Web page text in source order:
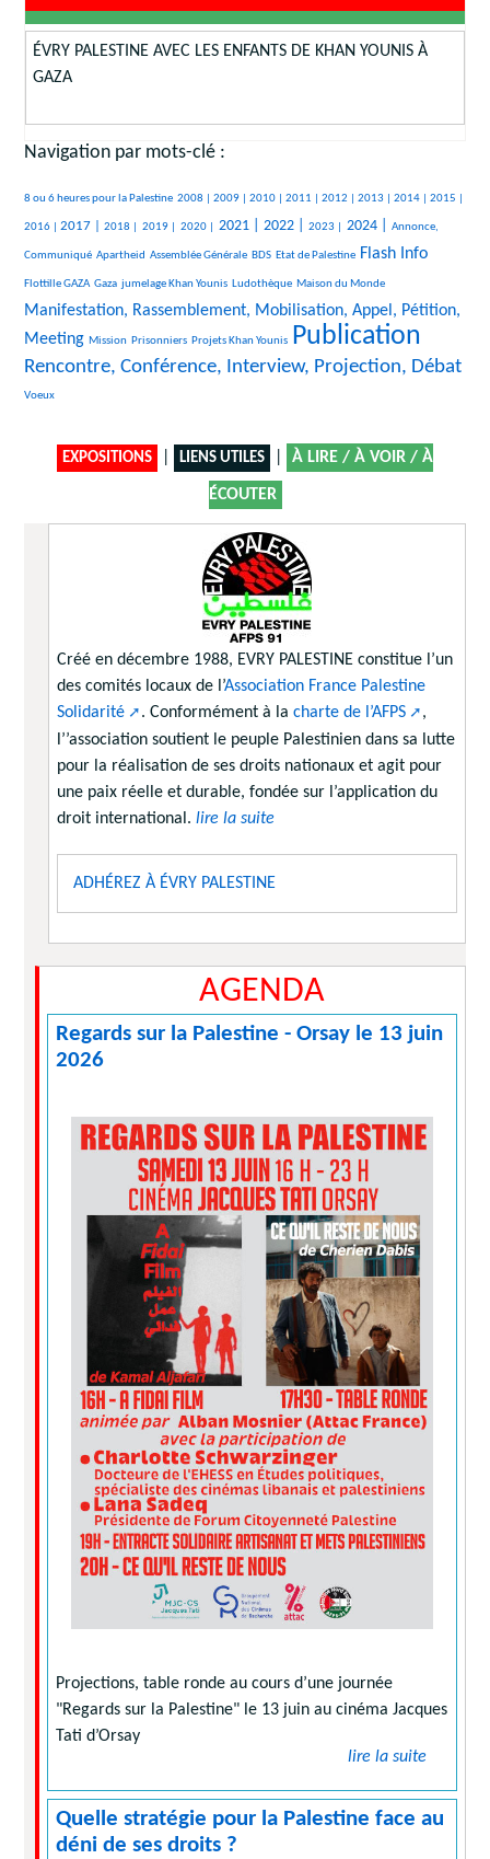
ÉVRY PALESTINE AVEC LES ENFANTS DE KHAN YOUNIS À
GAZA
Navigation par mots-clé :
506/3354
8 ou 6 heures pour la Palestine
237/3354 2008 |
315/3354 2009 |
265/3354 2010 |
380/3354 2011 |
349/3354 2012 |
227/3354 2013 |
293/3354 2014 |
252/3354 2015 |
546/3354
2016 |
801/3354
2017 |
221/3354 2018 |
109/3354 2019 |
150/3354 2020 |
1159/3354 2021 |
1199/3354 2022 |
565/3354 2023 |
1348/3354 2024 |
538/3354 Annonce,
Communiqué
49/3354 Apartheid
31/3354 Assemblée Générale
189/3354 BDS
40/3354 Etat de Palestine
1619/3354 Flash Info
51/3354
Flottille GAZA
380/3354 Gaza
294/3354 jumelage Khan Younis
482/3354 Ludothèque
25/3354 Maison du Monde
1676/3354
Manifestation, Rassemblement, Mobilisation, Appel, Pétition,
Meeting
24/3354 Mission
52/3354 Prisonniers
184/3354 Projets Khan Younis
3354/3354 Publication
2259/3354
Rencontre, Conférence, Interview, Projection, Débat
15/3354
Voeux
EXPOSITIONS LIENS UTILES À LIRE / À VOIR / À
ÉCOUTER
Créé en décembre 1988, EVRY PALESTINE constitue l’un
des comités locaux de l’Association France Palestine
Solidarité
. Conformément à la charte de l’AFPS
,
l’’association soutient le peuple Palestinien dans sa lutte
pour la réalisation de ses droits nationaux et agit pour
une paix réelle et durable, fondée sur l’application du
droit international. lire la suite
ADHÉREZ À ÉVRY PALESTINE
AGENDA
Regards sur la Palestine - Orsay le 13 juin
2026
Projections, table ronde au cours d’une journée
"Regards sur la Palestine" le 13 juin au cinéma Jacques
Tati d’Orsay
lire la suite
Quelle stratégie pour la Palestine face au
déni de ses droits ?